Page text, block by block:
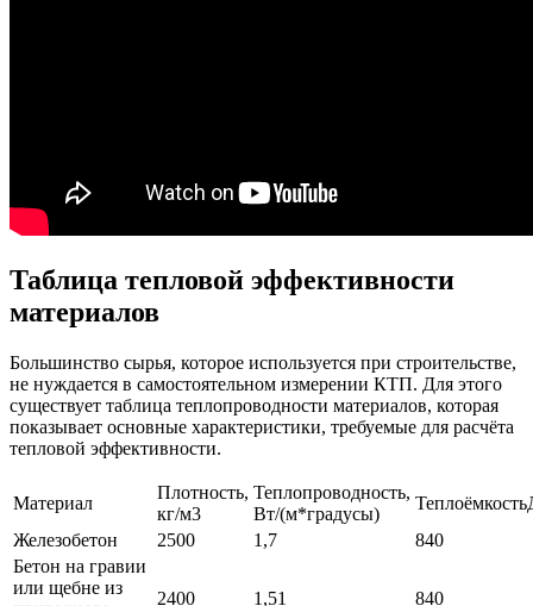
Таблица тепловой эффективности
материалов
Большинство сырья, которое используется при строительстве,
не нуждается в самостоятельном измерении КТП. Для этого
существует таблица теплопроводности материалов, которая
показывает основные характеристики, требуемые для расчёта
тепловой эффективности.
Материал
Плотность,
кг/м3
Теплопроводность,
Вт/(м*градусы)
Железобетон
2500 1,7
840
Бетон на гравии
или щебне из
2400 1,51 840